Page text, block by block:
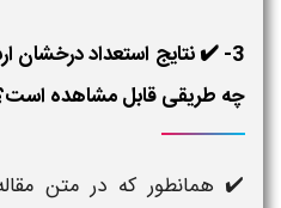
چه طریقی قابل مشاهده
✔️ همانطور که در متن